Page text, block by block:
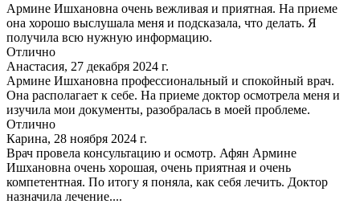
Армине Ишхановна очень вежливая и приятная. На приеме
она хорошо выслушала меня и подсказала, что делать. Я
получила всю нужную информацию.
Отлично
Анастасия, 27 декабря 2024 г.
Армине Ишхановна профессиональный и спокойный врач.
Она располагает к себе. На приеме доктор осмотрела меня и
изучила мои документы, разобралась в моей проблеме.
Отлично
Карина, 28 ноября 2024 г.
Врач провела консультацию и осмотр. Афян Армине
Ишхановна очень хорошая, очень приятная и очень
компетентная. По итогу я поняла, как себя лечить. Доктор
назначила лечение....